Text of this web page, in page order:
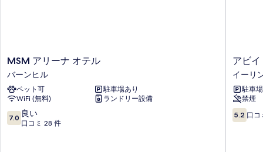
の
写
真
を
表
MSM
ア
リ
ー
ナ
オ
テ
MSM アリーナ オテル
バーンヒル
ペット可
駐車場あり
WiFi (無料)
ランドリー設備
10
段
7.0 良い
口コミ 28 件
ア
ビ
イ
ロ
ッ
ジ
イ
アビ
イーリ
駐車
禁煙
10
段
5.2 口コ